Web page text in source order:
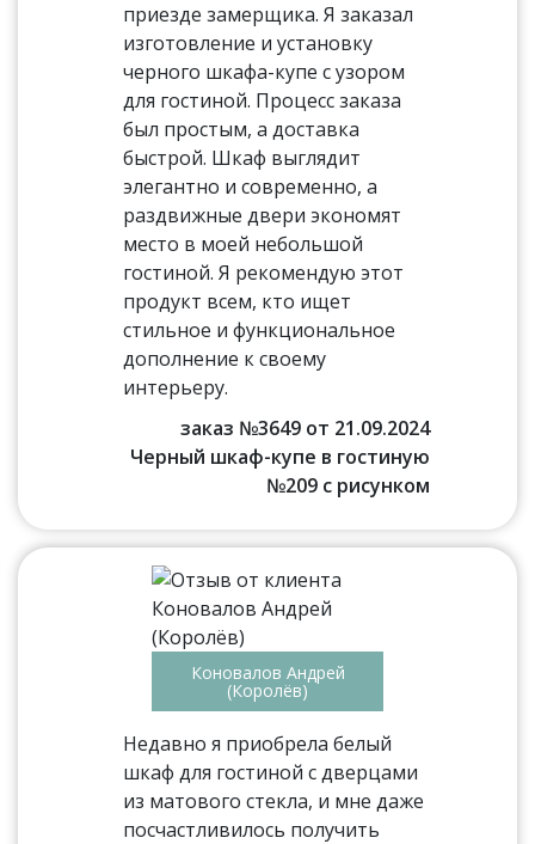
приезде замерщика. Я заказал
изготовление и установку
черного шкафа-купе с узором
для гостиной. Процесс заказа
был простым, а доставка
быстрой. Шкаф выглядит
элегантно и современно, а
раздвижные двери экономят
место в моей небольшой
гостиной. Я рекомендую этот
продукт всем, кто ищет
стильное и функциональное
дополнение к своему
интерьеру.
заказ №3649 от 21.09.2024
Черный шкаф-купе в гостиную
№209 с рисунком
Коновалов Андрей
(Королёв)
Недавно я приобрела белый
шкаф для гостиной с дверцами
из матового стекла, и мне даже
посчастливилось получить